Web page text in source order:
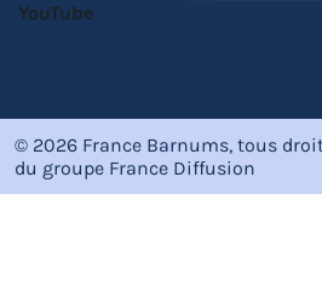
YouTube
© 2026 France Barnums, tous
du groupe France Diffusion